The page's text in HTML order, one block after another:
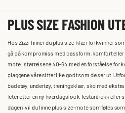
PLUS SIZE FASHION
Hos Zizzi finner du plus size-klær for kvinner
gå på kompromiss med passform, komfort eller
mote i størrelsene 40–64 med en forståelse for
plaggene våre sitter like godt som de ser ut.
badetøy, undertøy, treningsklær, sko med
leter etter en ny hverdagslook, festantrekk eller
dagen, vil du finne plus size-mote som føles